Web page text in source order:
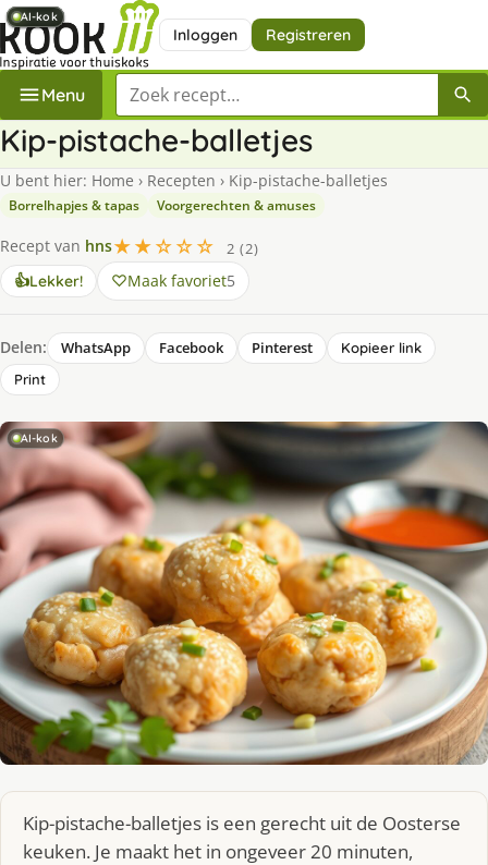
Inloggen Registreren
Menu Zoek een recept
Kip-pistache-balletjes
U bent hier: Home › Recepten › Kip-pistache-balletjes
Borrelhapjes & tapas Voorgerechten & amuses
Recept van hns★★☆☆☆
2 (2)
👍Lekker! Maak favoriet5
Delen: WhatsApp Facebook Pinterest
Kopieer link
Print
AI-kok
Kip-pistache-balletjes is een gerecht uit de Oosterse
keuken. Je maakt het in ongeveer 20 minuten,
AI-kok
AI-kok
AI-kok
AI-kok
AI-kok
AI-kok